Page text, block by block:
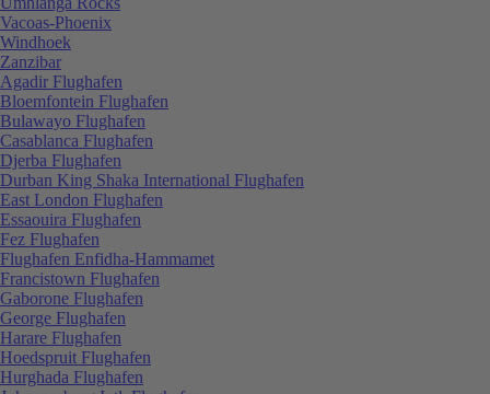
Vacoas-Phoenix
Windhoek
Zanzibar
Agadir Flughafen
Bloemfontein Flughafen
Bulawayo Flughafen
Casablanca Flughafen
Djerba Flughafen
Durban King Shaka International Flughafen
East London Flughafen
Essaouira Flughafen
Fez Flughafen
Flughafen Enfidha-Hammamet
Francistown Flughafen
Gaborone Flughafen
George Flughafen
Harare Flughafen
Hoedspruit Flughafen
Hurghada Flughafen